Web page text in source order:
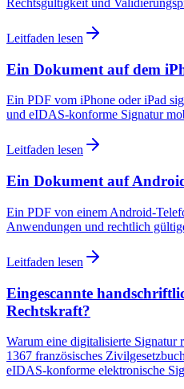
Rechtsgültigkeit und
Leitfaden lesen
Ein Dokument auf dem
Ein PDF vom iPhone oder iPad
und eIDAS-konforme Signatur
Leitfaden lesen
Ein Dokument auf
Ein PDF von einem Android-
Anwendungen und rechtlich
Leitfaden lesen
Eingescannte
Rechtskraft?
Warum eine digitalisierte
1367 französisches
eIDAS-konforme elektronische